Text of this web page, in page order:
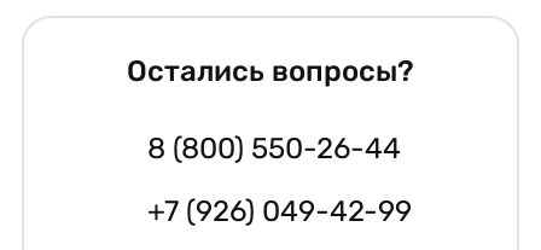
Остались вопросы?
8 (800) 550-26-44
+7 (926) 049-42-99